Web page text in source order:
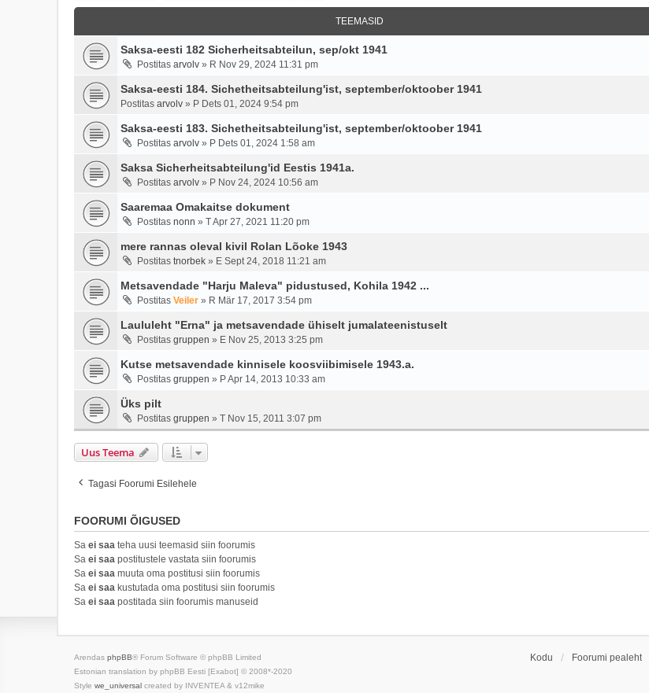
TEEMASID
Saksa-eesti 182 Sicherheitsabteilun, sep/okt 1941
Postitas arvolv » R Nov 29, 2024 11:31 pm
Saksa-eesti 184. Sichetheitsabteilung'ist, september/oktoober 1941
Postitas arvolv » P Dets 01, 2024 9:54 pm
Saksa-eesti 183. Sichetheitsabteilung'ist, september/oktoober 1941
Postitas arvolv » P Dets 01, 2024 1:58 am
Saksa Sicherheitsabteilung'id Eestis 1941a.
Postitas arvolv » P Nov 24, 2024 10:56 am
Saaremaa Omakaitse dokument
Postitas nonn » T Apr 27, 2021 11:20 pm
mere rannas oleval kivil Rolan Lõoke 1943
Postitas tnorbek » E Sept 24, 2018 11:21 am
Metsavendade "Harju Maleva" pidustused, Kohila 1942 ...
Postitas Veiler » R Mär 17, 2017 3:54 pm
Laululeht "Erna" ja metsavendade ühiselt jumalateenistuselt
Postitas gruppen » E Nov 25, 2013 3:25 pm
Kutse metsavendade kinnisele koosviibimisele 1943.a.
Postitas gruppen » P Apr 14, 2013 10:33 am
Üks pilt
Postitas gruppen » T Nov 15, 2011 3:07 pm
Uus Teema
Tagasi Foorumi Esilehele
FOORUMI ÕIGUSED
Sa ei saa teha uusi teemasid siin foorumis
Sa ei saa postitustele vastata siin foorumis
Sa ei saa muuta oma postitusi siin foorumis
Sa ei saa kustutada oma postitusi siin foorumis
Sa ei saa postitada siin foorumis manuseid
Kodu Foorumi pealeht
Arendas phpBB® Forum Software © phpBB Limited
Estonian translation by phpBB Eesti [Exabot] © 2008*-2020
Style we_universal created by INVENTEA & v12mike